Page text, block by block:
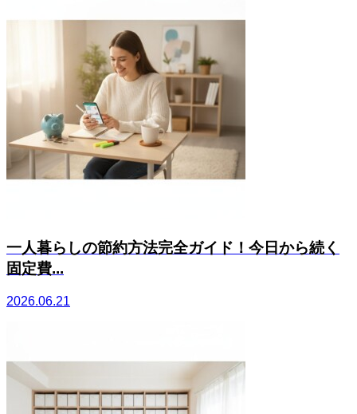
一人暮らしの節約方法完全ガイド！今日から続く
固定費...
2026.06.21